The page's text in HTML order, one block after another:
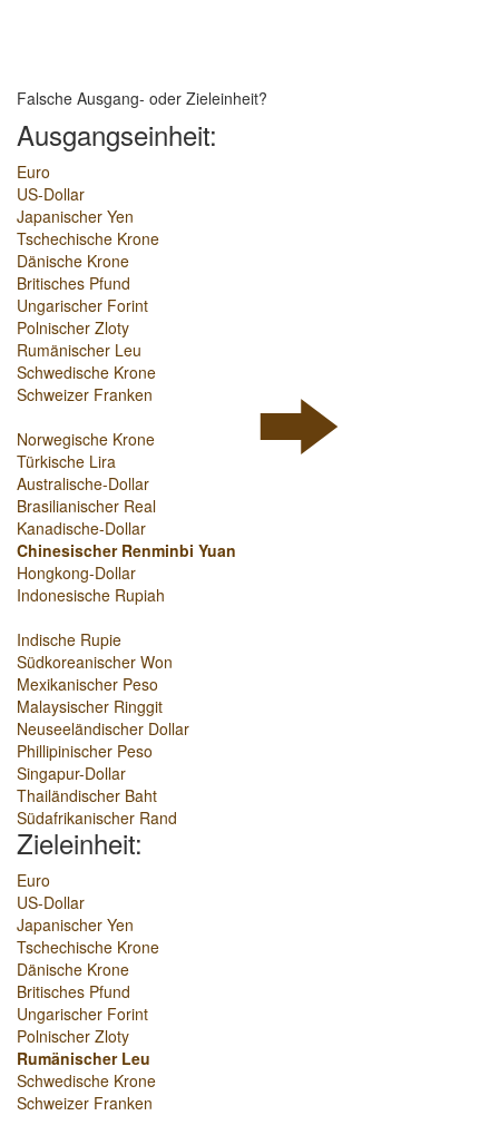
Falsche Ausgang- oder Zieleinheit?
Ausgangseinheit:
Euro
US-Dollar
Japanischer Yen
Tschechische Krone
Dänische Krone
Britisches Pfund
Ungarischer Forint
Polnischer Zloty
Rumänischer Leu
Schwedische Krone
Schweizer Franken
Norwegische Krone
Türkische Lira
Australische-Dollar
Brasilianischer Real
Kanadische-Dollar
Chinesischer Renminbi Yuan
Hongkong-Dollar
Indonesische Rupiah
Indische Rupie
Südkoreanischer Won
Mexikanischer Peso
Malaysischer Ringgit
Neuseeländischer Dollar
Phillipinischer Peso
Singapur-Dollar
Thailändischer Baht
Südafrikanischer Rand
Zieleinheit:
Euro
US-Dollar
Japanischer Yen
Tschechische Krone
Dänische Krone
Britisches Pfund
Ungarischer Forint
Polnischer Zloty
Rumänischer Leu
Schwedische Krone
Schweizer Franken